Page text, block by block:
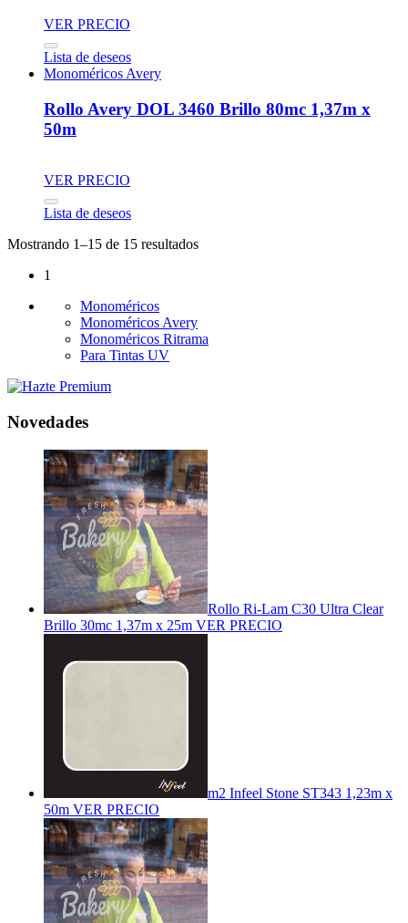
VER PRECIO
Lista de deseos
Monoméricos Avery
Rollo Avery DOL 3460 Brillo 80mc 1,37m x
50m
VER PRECIO
Lista de deseos
Mostrando 1–15 de 15 resultados
1
Monoméricos
Monoméricos Avery
Monoméricos Ritrama
Para Tintas UV
Novedades
Rollo Ri-Lam C30 Ultra Clear
Brillo 30mc 1,37m x 25m VER PRECIO
m2 Infeel Stone ST343 1,23m x
50m VER PRECIO